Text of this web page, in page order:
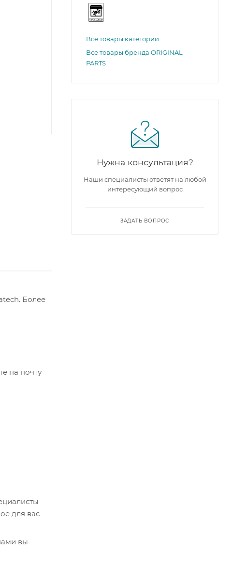
Более
на почту
для вас
вы
Все товары категории
Все товары бренда ORIGINAL
PARTS
Нужна консультация?
Наши специалисты ответят на любой
интересующий вопрос
ЗАДАТЬ ВОПРОС